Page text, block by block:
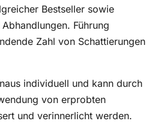
Bestseller sowie
Führung
Zahl von Schattierungen
individuell und kann durch
von erprobten
und verinnerlicht werden.